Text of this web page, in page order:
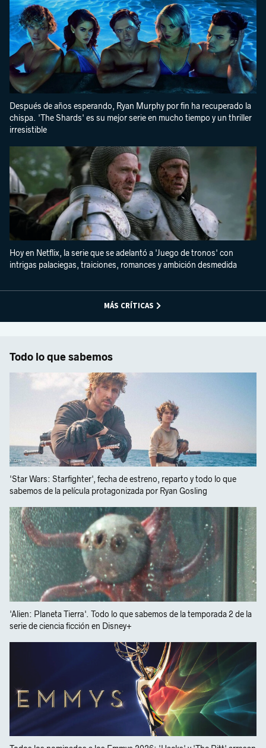
Después de años esperando, Ryan Murphy por fin ha recuperado la
chispa. 'The Shards' es su mejor serie en mucho tiempo y un thriller
irresistible
Hoy en Netflix, la serie que se adelantó a 'Juego de tronos' con
intrigas palaciegas, traiciones, romances y ambición desmedida
MÁS CRÍTICAS
Todo lo que sabemos
'Star Wars: Starfighter', fecha de estreno, reparto y todo lo que
sabemos de la película protagonizada por Ryan Gosling
'Alien: Planeta Tierra'. Todo lo que sabemos de la temporada 2 de la
serie de ciencia ficción en Disney+